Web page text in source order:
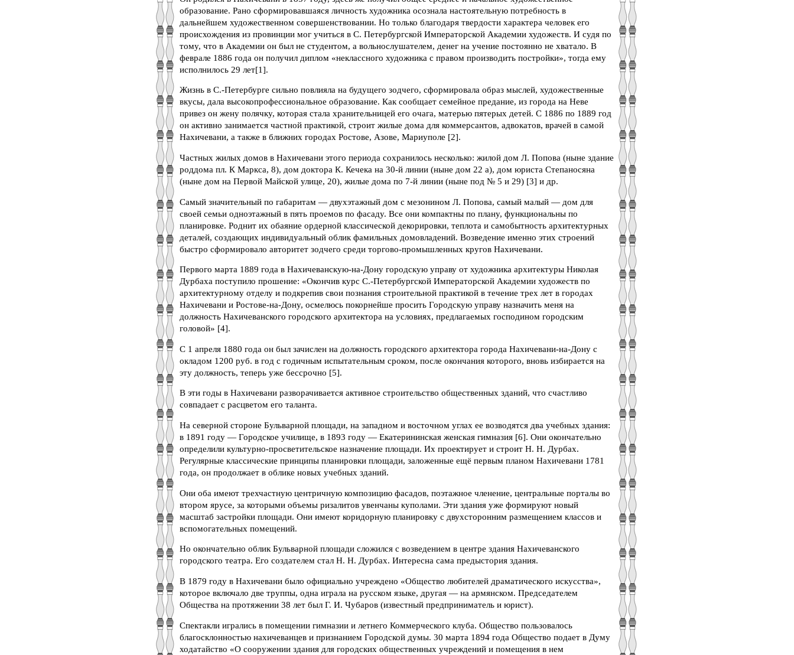
образование. Рано сформировавшаяся личность художника осознала настоятельную потребность в
дальнейшем художественном совершенствовании. Но только благодаря твердости характера человек его
происхождения из провинции мог учиться в С. Петербургской Императорской Академии художеств. И судя по
тому, что в Академии он был не студентом, а вольнослушателем, денег на учение постоянно не хватало. В
феврале 1886 года он получил диплом «неклассного художника с правом производить постройки», тогда ему
исполнилось 29 лет[1].
Жизнь в С.-Петербурге сильно повлияла на будущего зодчего, сформировала образ мыслей, художественные
вкусы, дала высокопрофессиональное образование. Как сообщает семейное предание, из города на Неве
привез он жену полячку, которая стала хранительницей его очага, матерью пятерых детей. С 1886 по 1889 год
он активно занимается частной практикой, строит жилые дома для коммерсантов, адвокатов, врачей в самой
Нахичевани, а также в ближних городах Ростове, Азове, Мариуполе [2].
Частных жилых домов в Нахичевани этого периода сохранилось несколько: жилой дом Л. Попова (ныне здание
роддома пл. К Маркса, 8), дом доктора К. Кечека на 30-й линии (ныне дом 22 а), дом юриста Степаносяна
(ныне дом на Первой Майской улице, 20), жилые дома по 7-й линии (ныне под № 5 и 29) [3] и др.
Самый значительный по габаритам — двухэтажный дом с мезонином Л. Попова, самый малый — дом для
своей семьи одноэтажный в пять проемов по фасаду. Все они компактны по плану, функциональны по
планировке. Роднит их обаяние ордерной классической декорировки, теплота и самобытность архитектурных
деталей, создающих индивидуальный облик фамильных домовладений. Возведение именно этих строений
быстро сформировало авторитет зодчего среди торгово-промышленных кругов Нахичевани.
Первого марта 1889 года в Нахичеванскую-на-Дону городскую управу от художника архитектуры Николая
Дурбаха поступило прошение: «Окончив курс С.-Петербургской Императорской Академии художеств по
архитектурному отделу и подкрепив свои познания строительной практикой в течение трех лет в городах
Нахичевани и Ростове-на-Дону, осмелюсь покорнейше просить Городскую управу назначить меня на
должность Нахичеванского городского архитектора на условиях, предлагаемых господином городским
головой» [4].
С 1 апреля 1880 года он был зачислен на должность городского архитектора города Нахичевани-на-Дону с
окладом 1200 руб. в год с годичным испытательным сроком, после окончания которого, вновь избирается на
эту должность, теперь уже бессрочно [5].
В эти годы в Нахичевани разворачивается активное строительство общественных зданий, что счастливо
совпадает с расцветом его таланта.
На северной стороне Бульварной площади, на западном и восточном углах ее возводятся два учебных здания:
в 1891 году — Городское училище, в 1893 году — Екатерининская женская гимназия [6]. Они окончательно
определили культурно-просветительское назначение площади. Их проектирует и строит Н. Н. Дурбах.
Регулярные классические принципы планировки площади, заложенные ещё первым планом Нахичевани 1781
года, он продолжает в облике новых учебных зданий.
Они оба имеют трехчастную центричную композицию фасадов, поэтажное членение, центральные порталы во
втором ярусе, за которыми объемы ризалитов увенчаны куполами. Эти здания уже формируют новый
масштаб застройки площади. Они имеют коридорную планировку с двухсторонним размещением классов и
вспомогательных помещений.
Но окончательно облик Бульварной площади сложился с возведением в центре здания Нахичеванского
городского театра. Его создателем стал Н. Н. Дурбах. Интересна сама предыстория здания.
В 1879 году в Нахичевани было официально учреждено «Общество любителей драматического искусства»,
которое включало две труппы, одна играла на русском языке, другая — на армянском. Председателем
Общества на протяжении 38 лет был Г. И. Чубаров (известный предприниматель и юрист).
Спектакли игрались в помещении гимназии и летнего Коммерческого клуба. Общество пользовалось
благосклонностью нахичеванцев и признанием Городской думы. 30 марта 1894 года Общество подает в Думу
ходатайство «О сооружении здания для городских общественных учреждений и помещения в нем